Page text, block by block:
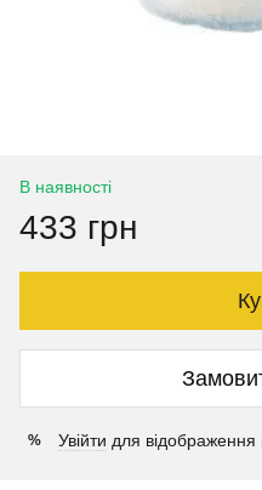
В наявності
433 грн
% Увійти для відображення